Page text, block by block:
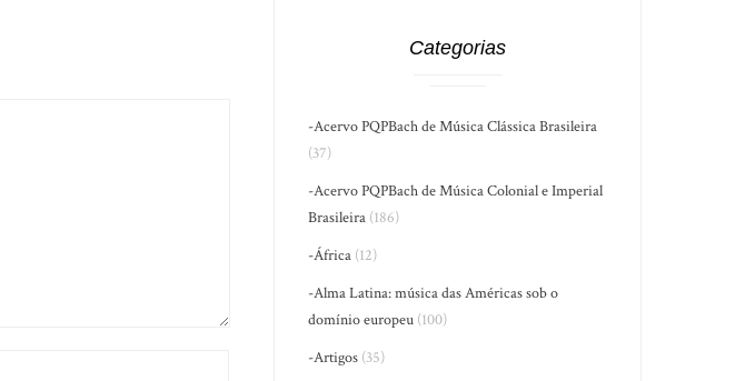
Categorias
-Acervo PQPBach de Música Clássica Brasileira
(37)
-Acervo PQPBach de Música Colonial e Imperial
Brasileira (186)
-África (12)
-Alma Latina: música das Américas sob o
domínio europeu (100)
-Artigos (35)